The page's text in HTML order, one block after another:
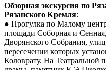
Обзорная экскурсия по
Рязанского Кремля:
● Прогулка по Малому
площади Соборная и
Дворянского Собрания,
пересечении которых
Коловрату. На Театральной